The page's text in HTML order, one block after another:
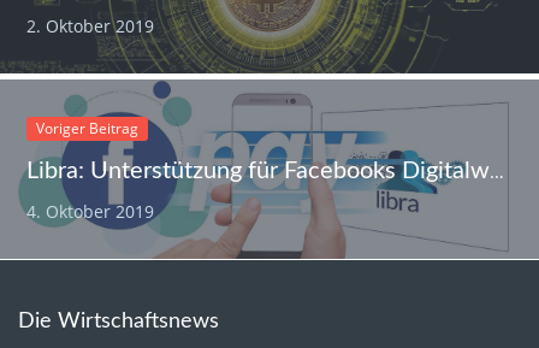
2. Oktober 2019
Voriger Beitrag
Libra: Unterstützung für Facebooks Digitalwährung wackelt
4. Oktober 2019
Die Wirtschaftsnews